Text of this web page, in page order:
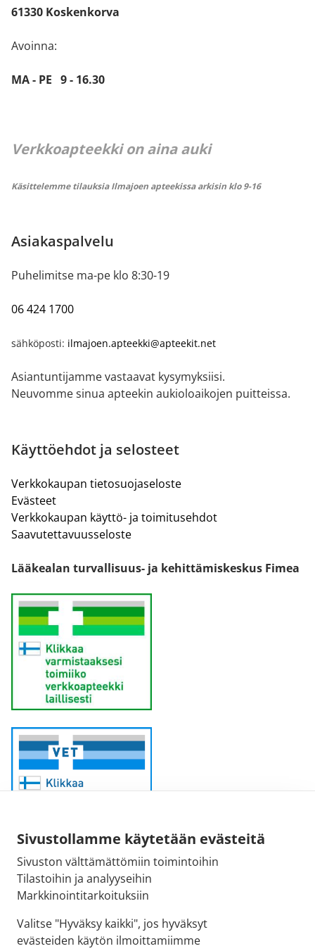
Sivustollamme käytetään evästeitä
Sivuston välttämättömiin toimintoihin
Tilastoihin ja analyyseihin
Markkinointitarkoituksiin
Valitse "Hyväksy kaikki", jos hyväksyt
evästeiden käytön ilmoittamiimme
61330 Koskenkorva
Avoinna:
MA - PE 9 - 16.30
Verkkoapteekki on aina auki
Käsittelemme tilauksia Ilmajoen apteekissa arkisin klo 9-16
Asiakaspalvelu
Puhelimitse ma-pe klo 8:30-19
06 424 1700
sähköposti: ilmajoen.apteekki@apteekit.net
Asiantuntijamme vastaavat kysymyksiisi.
Neuvomme sinua apteekin aukioloaikojen puitteissa.
Käyttöehdot ja selosteet
Verkkokaupan tietosuojaseloste
Evästeet
Verkkokaupan käyttö- ja toimitusehdot
Saavutettavuusseloste
Lääkealan turvallisuus- ja kehittämiskeskus Fimea
Sähköpostiosoite:
kirjaamo@fimea.fi
Fimean vaihde:
029 522 3341